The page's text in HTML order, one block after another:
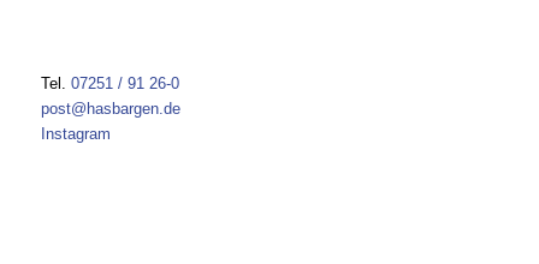
Tel. 07251 / 91 26-0
post@hasbargen.de
Instagram